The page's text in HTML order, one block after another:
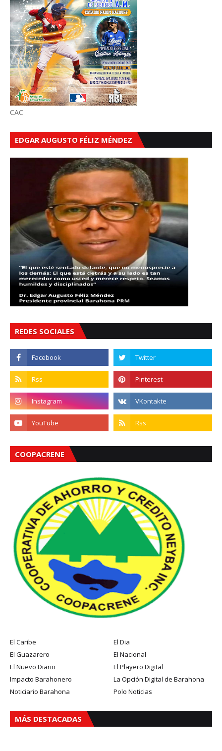
CAC
EDGAR AUGUSTO FÉLIZ MÉNDEZ
REDES SOCIALES
COOPACRENE
El Caribe
El Dia
El Guazarero
El Nacional
El Nuevo Diario
El Playero Digital
Impacto Barahonero
La Opción Digital de Barahona
Noticiario Barahona
Polo Noticias
MÁS DESTACADAS